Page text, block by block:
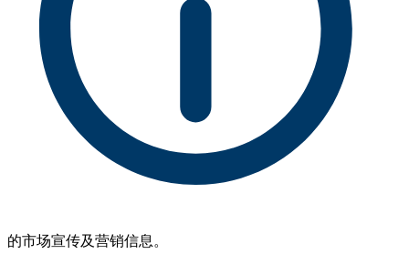
的市场宣传及营销信息。